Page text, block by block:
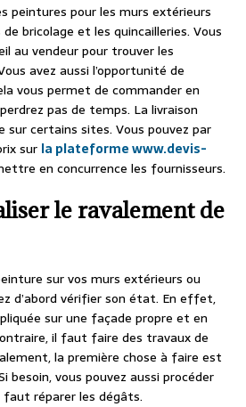
peintures pour les murs extérieurs
bricolage et les quincailleries. Vous
au vendeur pour trouver les
avez aussi l’opportunité de
vous permet de commander en
pas de temps. La livraison
certains sites. Vous pouvez par
sur la plateforme www.devis-
en concurrence les fournisseurs.
le ravalement de
sur vos murs extérieurs ou
d’abord vérifier son état. En effet,
sur une façade propre et en
il faut faire des travaux de
la première chose à faire est
besoin, vous pouvez aussi procéder
faut réparer les dégâts.